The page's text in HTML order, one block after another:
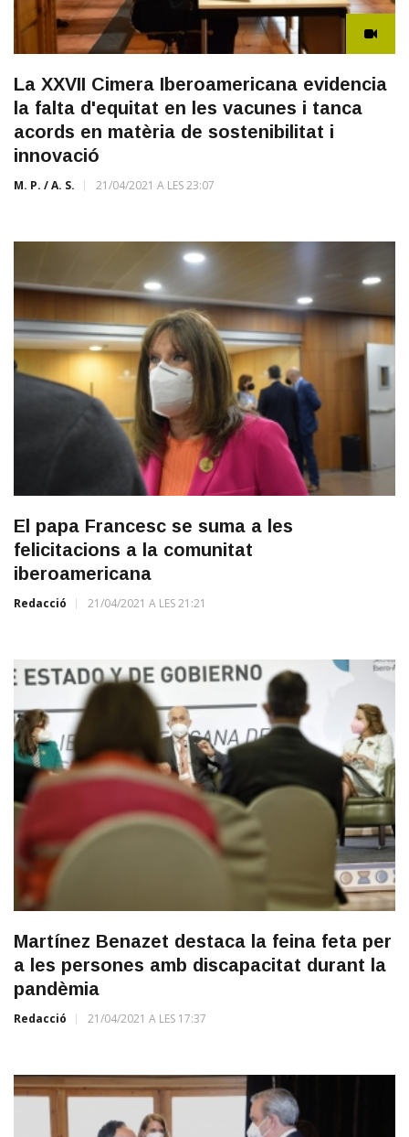
La XXVII Cimera Iberoamericana evidencia
la falta d'equitat en les vacunes i tanca
acords en matèria de sostenibilitat i
innovació
M. P. / A. S. 21/04/2021 A LES 23:07
El papa Francesc se suma a les
felicitacions a la comunitat
iberoamericana
Redacció 21/04/2021 A LES 21:21
Martínez Benazet destaca la feina feta per
a les persones amb discapacitat durant la
pandèmia
Redacció 21/04/2021 A LES 17:37